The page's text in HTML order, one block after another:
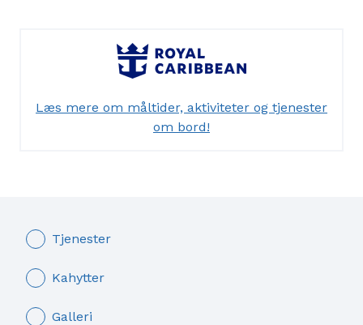
Seas med hver sine attraktioner, f.eks. vandteatret
AquaTheater, Starbucks, Broadway-musicals, 3D-
mere. Det bliver svært at vælge en enkelt
yndlingsaktivitet blandt det store udvalg! Det er
simulator. Hvis man omvendt foretrækker
afslapning, er der Vitality Spa med et gavmildt
udvalg af behandlinger, bade og sauna samt den
bemærkelsesværdige Central Park.
Læs mere om måltider, aktiviteter og tjenester
om bord!
Tjenester
Kahytter
Galleri